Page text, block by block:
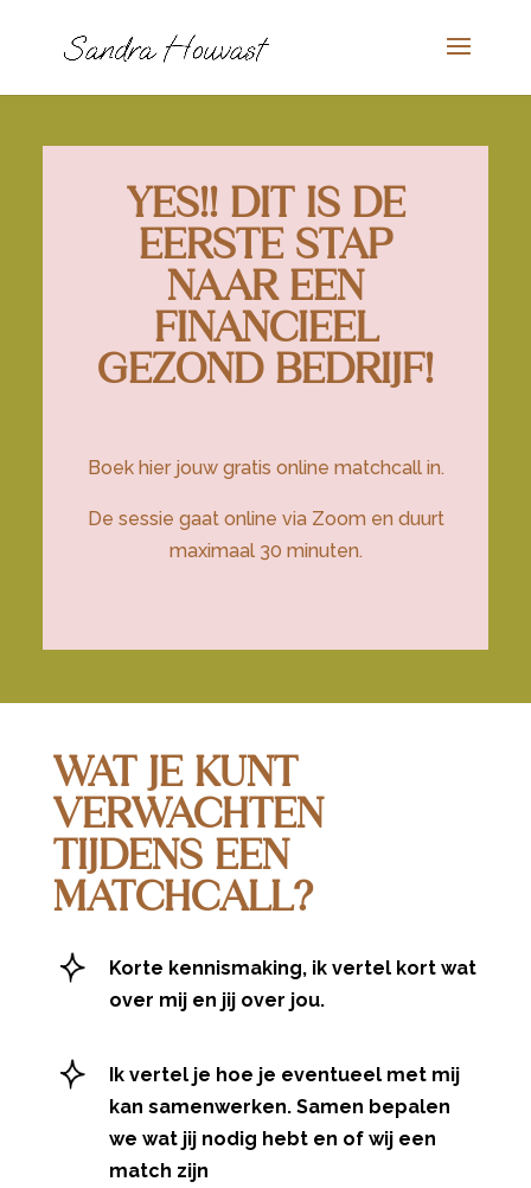
YES!! DIT IS DE
EERSTE STAP
NAAR EEN
FINANCIEEL
GEZOND BEDRIJF!
Boek hier jouw gratis online matchcall in.
De sessie gaat online via Zoom en duurt
maximaal 30 minuten.
WAT JE KUNT
VERWACHTEN
TIJDENS EEN
MATCHCALL?
Korte kennismaking, ik vertel kort wat
over mij en jij over jou.
Ik vertel je hoe je eventueel met mij
kan samenwerken. Samen bepalen
we wat jij nodig hebt en of wij een
match zijn